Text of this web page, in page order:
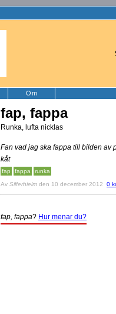
Om
fap, fappa
Runka, lufta nicklas
Fan vad jag ska fappa till bilden av
kåt
fap fappa runka
Av Silferhielm den 10 december 2012 0
fap, fappa? Hur menar du?